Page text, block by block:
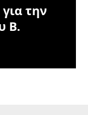
την
Β.